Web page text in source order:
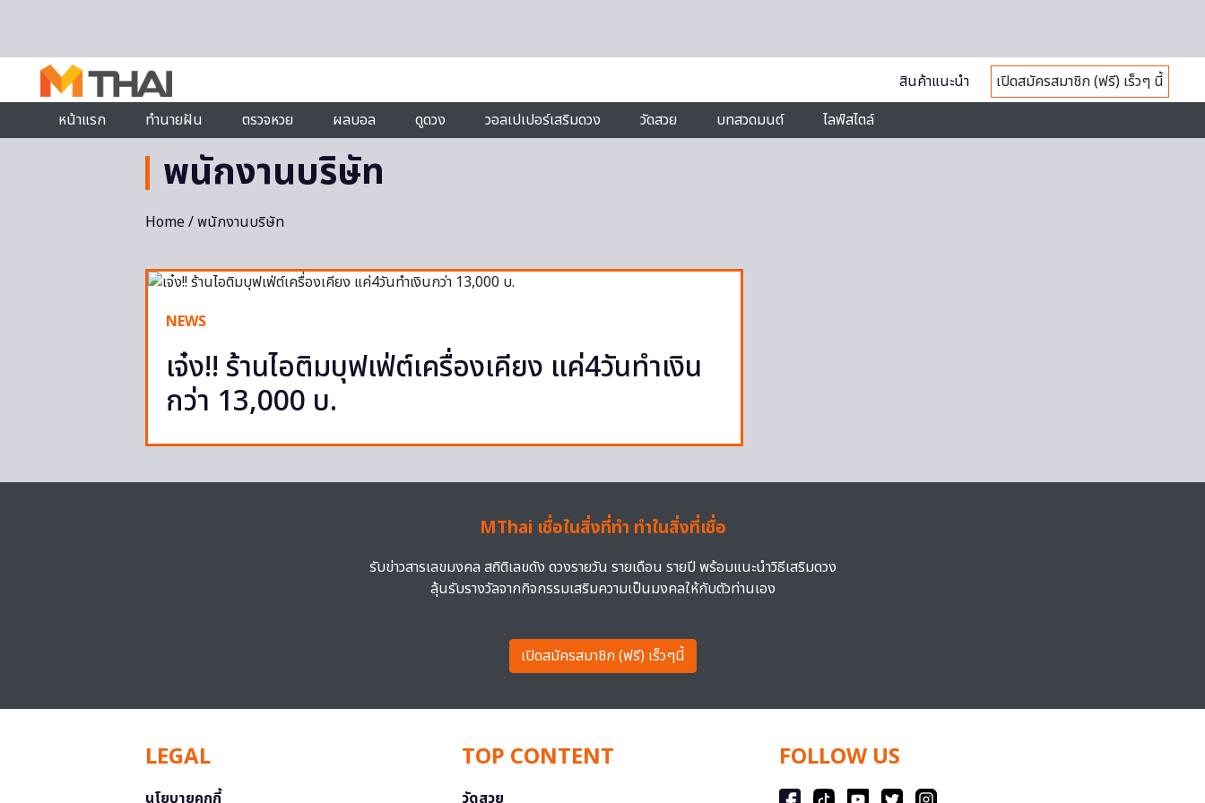
สินค้าแนะนำ
เปิดสมัครสมาชิก (ฟรี) เร็วๆ นี้
หน้าแรก
ทำนายฝัน ตรวจหวย ผลบอล ดูดวง วอลเปเปอร์เสริมดวง วัดสวย บทสวดมนต์ ไลฟ์สไตล์
พนักงานบริษัท
Home/ พนักงานบริษัท
NEWS
เจ๋ง!! ร้านไอติมบุฟเฟ่ต์เครื่องเคียง แค่4วันทำเงิน
กว่า 13,000 บ.
MThai เชื่อในสิ่งที่ทำ ทำในสิ่งที่เชื่อ
รับข่าวสารเลขมงคล สถิติเลขดัง ดวงรายวัน รายเดือน รายปี พร้อมแนะนำวิธีเสริมดวง
ลุ้นรับรางวัลจากกิจกรรมเสริมความเป็นมงคลให้กับตัวท่านเอง
เปิดสมัครสมาชิก (ฟรี) เร็วๆนี้
LEGAL
นโยบายคุกกี้
TOP CONTENT
วัดสวย
FOLLOW US